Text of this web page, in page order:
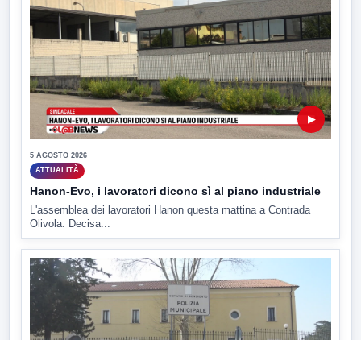
▶
5 AGOSTO 2026
ATTUALITÀ
Hanon-Evo, i lavoratori dicono sì al piano industriale
L'assemblea dei lavoratori Hanon questa mattina a Contrada
Olivola. Decisa...